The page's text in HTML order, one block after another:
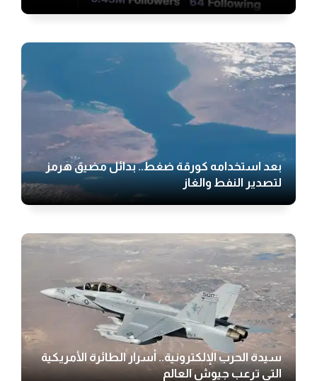
بعد استخدامه كورقة ضغط.. بدائل مضيق هرمز
لتصدير النفط والغاز
سيدة الحرب الإلكترونية.. أسرار الطائرة الأمريكية
التي ترعب جيوش العالم